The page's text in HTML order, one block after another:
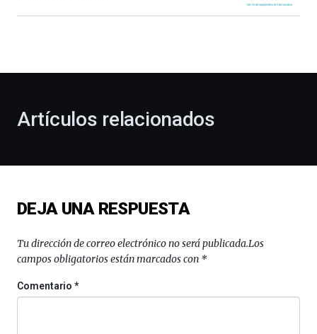
celebración
novena
Bilbo
(BZP),
un
que
Artículos relacionados
DEJA UNA RESPUESTA
Tu dirección de correo electrónico no será publicada.Los
campos obligatorios están marcados con *
Comentario*